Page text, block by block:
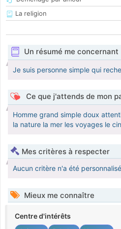
La religion
Un résumé me concernant
Je suis personne simple qui
Ce que j'attends de mon
Homme grand simple doux
la nature la mer les voyages le
Mes critères à respecter
Aucun critère n'a été personnalisé
Mieux me connaître
Centre d'intérêts